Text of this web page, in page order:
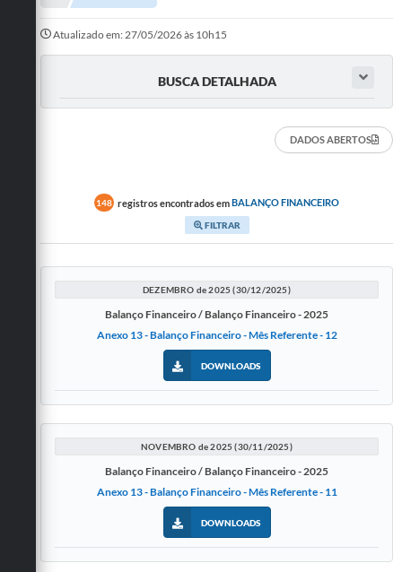
Transparência
Solicitação de Visualização de Imagens de Câmeras
Câmara Municipal
Galeria de Fotos
Arquivos para Download
Carta de Serviços
Telefones Úteis
Atualizado em: 27/05/2026 às 10h15
BUSCA DETALHADA
DADOS ABERTOS
148 registros encontrados emBALANÇO FINANCEIRO
FILTRAR
DEZEMBRO de 2025 (30/12/2025)
Balanço Financeiro / Balanço Financeiro - 2025
Anexo 13 - Balanço Financeiro - Mês Referente - 12
DOWNLOADS
NOVEMBRO de 2025 (30/11/2025)
Balanço Financeiro / Balanço Financeiro - 2025
Anexo 13 - Balanço Financeiro - Mês Referente - 11
DOWNLOADS